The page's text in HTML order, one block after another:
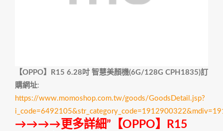
【OPPO】R15 6.28吋 智慧美顏機(6G/128G CPH1835)訂
購網址:
https://www.momoshop.com.tw/goods/GoodsDetail.jsp?
→→→→更多詳細”【OPPO】R15